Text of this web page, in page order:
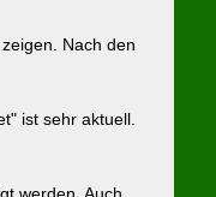
Nach den
ist sehr aktuell.
werden. Auch